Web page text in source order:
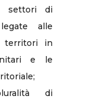
settori di
alle
territori in
e le
di